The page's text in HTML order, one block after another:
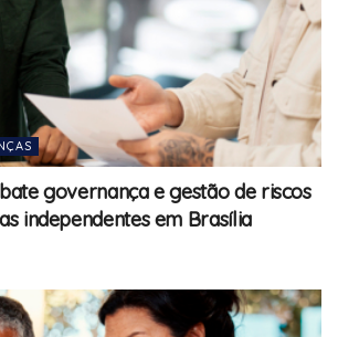
governança e gestão de riscos
independentes em Brasília